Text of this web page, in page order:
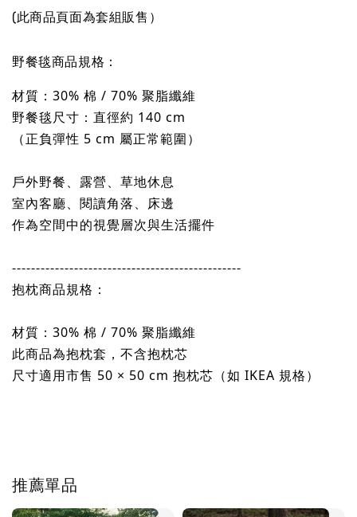
(此商品頁面為套組販售）
野餐毯商品規格：
材質：30% 棉 / 70% 聚脂纖維
野餐毯尺寸：直徑約 140 cm
（正負彈性 5 cm 屬正常範圍）
戶外野餐、露營、草地休息
室內客廳、閱讀角落、床邊
作為空間中的視覺層次與生活擺件
------------------------------------------------
抱枕商品規格：
材質：30% 棉 / 70% 聚脂纖維
此商品為抱枕套，不含抱枕芯
尺寸適用市售 50 × 50 cm 抱枕芯（如 IKEA 規格）
推薦單品